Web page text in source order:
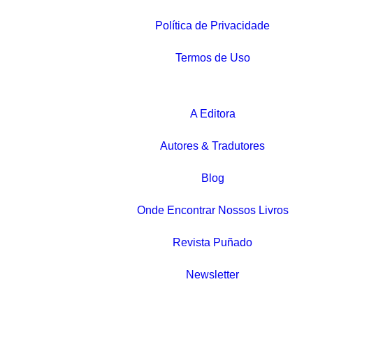
Política de Privacidade
Termos de Uso
A Editora
Autores & Tradutores
Blog
Onde Encontrar Nossos Livros
Revista Puñado
Newsletter